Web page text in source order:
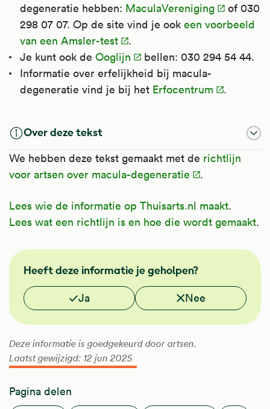
degeneratie hebben: MaculaVereniging
of 030
298 07 07. Op de site vind je ook een voorbeeld
van een Amsler-test
.
Je kunt ook de Ooglijn
bellen: 030 294 54 44.
Informatie over erfelijkheid bij macula-
degeneratie vind je bij het Erfocentrum .
Over deze tekst
We hebben deze tekst gemaakt met de richtlijn
voor artsen over macula-degeneratie
.
Lees wie de informatie op Thuisarts.nl maakt.
Lees wat een richtlijn is en hoe die wordt gemaakt.
FMS
Heeft deze informatie je geholpen?
Vond je deze informatie nuttig?
Ja Nee
Deze informatie is goedgekeurd door artsen.
Laatst gewijzigd: 12 jun 2025
Pagina delen